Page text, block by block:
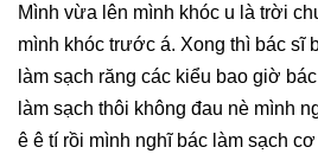
Mình vừa lên mình khóc u là trời
mình khóc trước á. Xong thì bác sĩ
làm sạch răng các kiểu bao giờ
làm sạch thôi không đau nè mình
ê ê tí rồi mình nghĩ bác làm sạch